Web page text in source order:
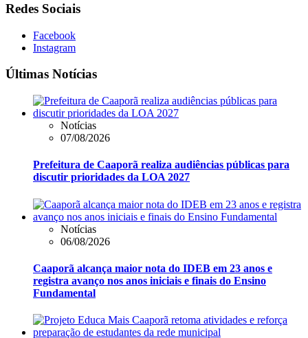
Redes Sociais
Facebook
Instagram
Últimas Notícias
Notícias
07/08/2026
Prefeitura de Caaporã realiza audiências públicas para
discutir prioridades da LOA 2027
Notícias
06/08/2026
Caaporã alcança maior nota do IDEB em 23 anos e
registra avanço nos anos iniciais e finais do Ensino
Fundamental